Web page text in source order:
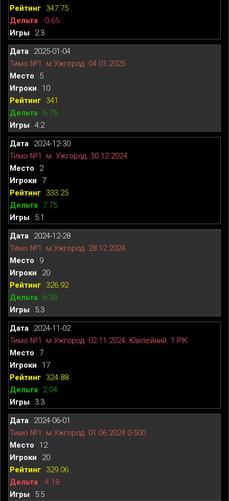
347.75
-0.65
2:3
2025-01-04
Тимо №1. м.Ужгород. 04.01.2025
5
10
341
6.75
4:2
2024-12-30
Тимо №1. м. Ужгород. 30.12.2024
2
7
333.25
7.75
5:1
2024-12-28
Тимо №1. м.Ужгород. 28.12.2024
9
20
326.92
6.33
5:3
2024-11-02
Тимо №1. м.Ужгород. 02.11.2024. Ювілейний. 1 РІК
7
17
324.88
2.04
3:3
2024-06-01
Тимо №1. м.Ужгород. 01.06.2024.0-500
12
20
329.06
-4.18
5:5